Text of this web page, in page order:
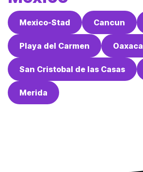
Mexico-Stad Cancun
Playa del Carmen Oaxaca
San Cristobal de las Casas
Merida